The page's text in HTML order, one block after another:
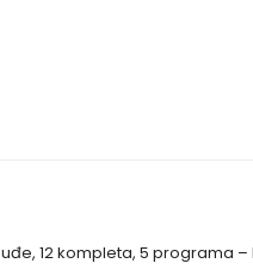
12 kompleta, 5 programa –